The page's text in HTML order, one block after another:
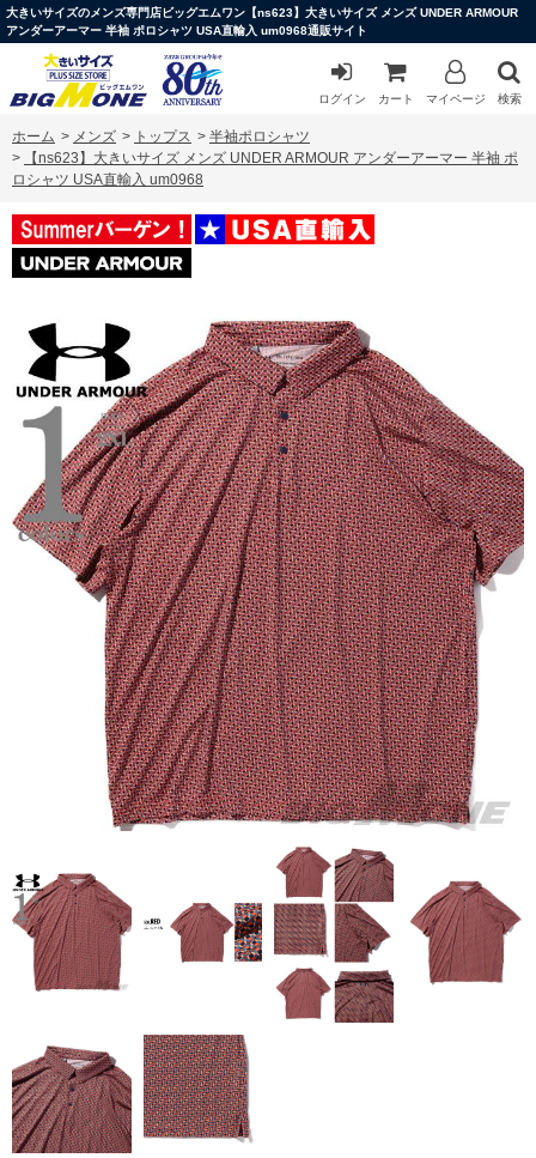
大きいサイズのメンズ専門店ビッグエムワン【ns623】大きいサイズ メンズ UNDER ARMOUR
アンダーアーマー 半袖 ポロシャツ USA直輸入 um0968通販サイト
ログイン カート マイページ 検索
ホーム > メンズ > トップス > 半袖ポロシャツ
>
【ns623】大きいサイズ メンズ UNDER ARMOUR アンダーアーマー 半袖 ポ
ロシャツ USA直輸入 um0968